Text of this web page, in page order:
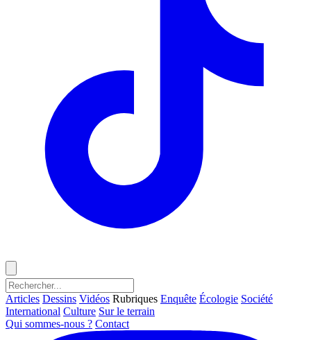
Articles Dessins Vidéos Rubriques Enquête Écologie Société
International Culture Sur le terrain
Qui sommes-nous ? Contact